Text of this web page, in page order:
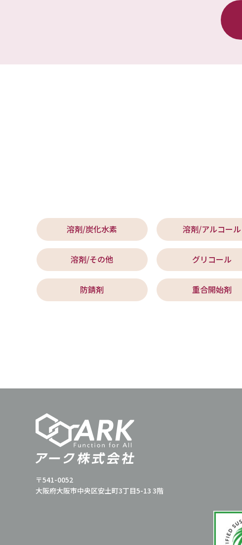
溶剤/炭化水素 溶剤/アルコール
溶剤/その他 グリコール
防錆剤 重合開始剤
〒541-0052
大阪府大阪市中央区安土町3丁目5-13 3階